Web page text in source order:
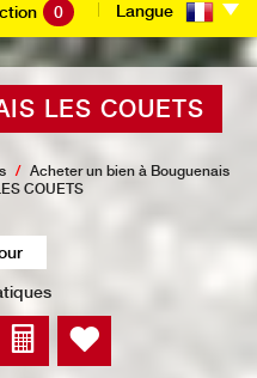
0 Langue
LES COUETS
Acheter un bien à Bouguenais
COUETS